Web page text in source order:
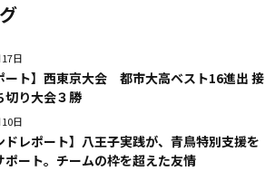
日
ート】西東京大会 都市大高ベスト16進出 接
切り大会３勝
日
ドレポート】八王子実践が、青鳥特別支援を
ポート。チームの枠を超えた友情